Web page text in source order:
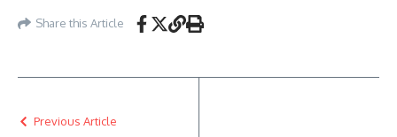
Share this Article
Previous Article